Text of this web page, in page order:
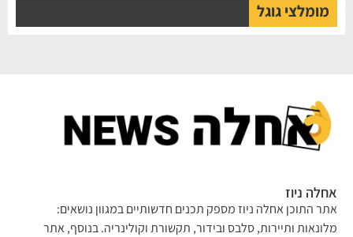
מומלצי גוגל
ניוז
התוכן אחלה ניוז מספק תכנים חדשותיים במגוון נושאים:
ותיירות, סלבס ובידור, תקשורת וקולינריה. בנוסף, אתר